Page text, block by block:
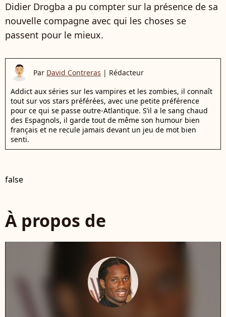
Didier Drogba a pu compter sur la présence de sa
nouvelle compagne avec qui les choses se
passent pour le mieux.
Par David Contreras | Rédacteur
Addict aux séries sur les vampires et les zombies, il connaît
tout sur vos stars préférées, avec une petite préférence
pour ce qui se passe outre-Atlantique. S’il a le sang chaud
des Espagnols, il garde tout de même son humour bien
français et ne recule jamais devant un jeu de mot bien
senti.
false
À propos de